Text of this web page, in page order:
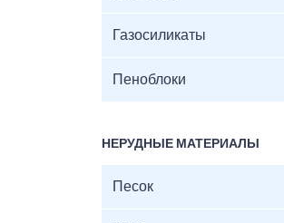
Газосиликаты
Пеноблоки
НЕРУДНЫЕ МАТЕРИАЛЫ
Песок